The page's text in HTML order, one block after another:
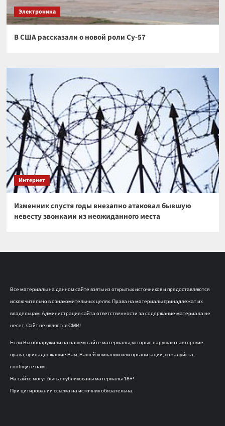
Электроника
В США рассказали о новой роли Су-57
Интернет
Изменник спустя годы внезапно атаковал бывшую
невесту звонками из неожиданного места
Все материалы на данном сайте взяты из открытых источников и предоставляются
исключительно в ознакомительных целях. Права на материалы принадлежат их
владельцам. Администрация сайта ответственности за содержание материала не
несет. Сайт не является СМИ!
Если Вы обнаружили на нашем сайте материалы, которые нарушают авторские
права, принадлежащие Вам, Вашей компании или организации, пожалуйста,
сообщите нам.
На сайте могут быть опубликованы материалы 18+!
При цитировании ссылка на источник обязательна.